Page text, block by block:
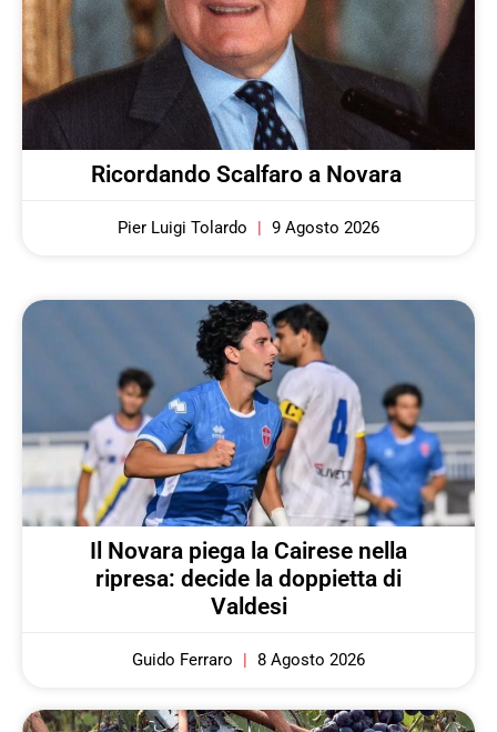
Ricordando Scalfaro a Novara
Pier Luigi Tolardo 9 Agosto 2026
Il Novara piega la Cairese nella
ripresa: decide la doppietta di
Valdesi
Guido Ferraro 8 Agosto 2026